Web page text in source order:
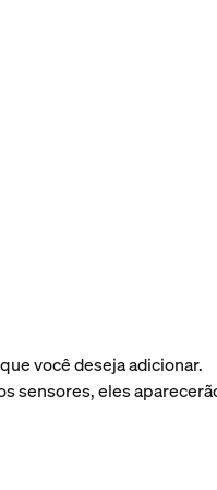
você deseja adicionar.
sensores, eles